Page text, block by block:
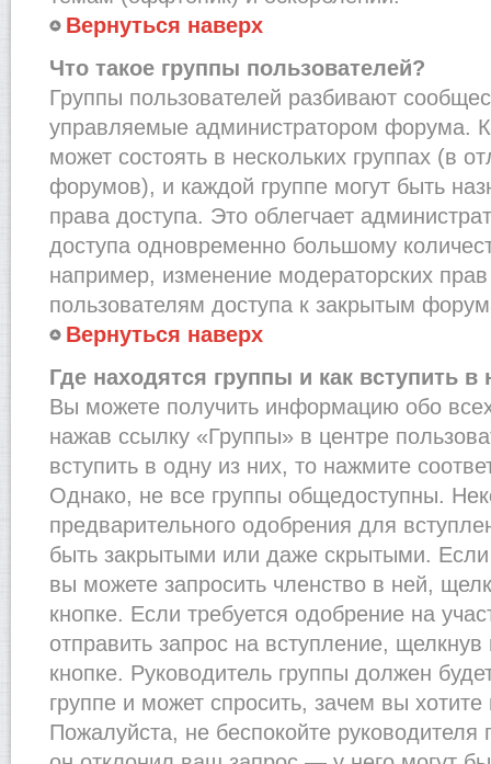
Вернуться наверх
Что такое группы пользователей?
Группы пользователей разбивают
управляемые администратором форума.
может состоять в нескольких группах (в
форумов), и каждой группе могут быть
права доступа. Это облегчает
доступа одновременно большому
например, изменение модераторских
пользователям доступа к закрытым
Вернуться наверх
Где находятся группы и как вступить в
Вы можете получить информацию обо
нажав ссылку «Группы» в центре
вступить в одну из них, то нажмите
Однако, не все группы общедоступны.
предварительного одобрения для
быть закрытыми или даже скрытыми. Если
вы можете запросить членство в ней,
кнопке. Если требуется одобрение на
отправить запрос на вступление,
кнопке. Руководитель группы должен
группе и может спросить, зачем вы хотите
Пожалуйста, не беспокойте